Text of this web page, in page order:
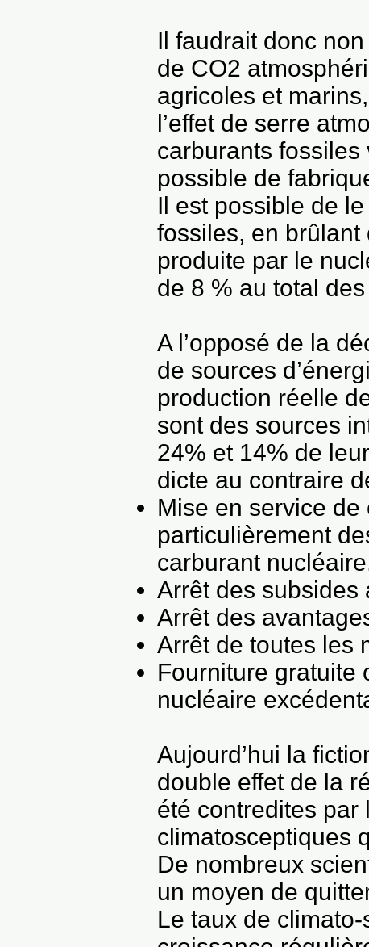
Il faudrait donc
de CO2
agricoles et
l’effet de serre
carburants
possible de
Il est possible de
fossiles, en brûlant
produite par le
de 8 % au total
A l’opposé de la
de sources
production réelle
sont des sources
24% et 14% de
dicte au contraire
Mise en service
particulièrement
carburant
Arrêt des subsides
Arrêt des
Arrêt de toutes les
Fourniture gratuite
nucléaire
Aujourd’hui la
double effet de la
été contredites par
climatosceptiques
De nombreux
un moyen de
Le taux de